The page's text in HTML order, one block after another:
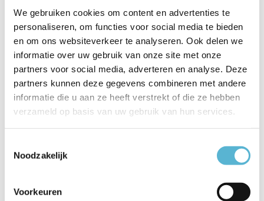
We gebruiken cookies om content en advertenties te
personaliseren, om functies voor social media te bieden
en om ons websiteverkeer te analyseren. Ook delen we
informatie over uw gebruik van onze site met onze
partners voor social media, adverteren en analyse. Deze
partners kunnen deze gegevens combineren met andere
informatie die u aan ze heeft verstrekt of die ze hebben
verzameld op basis van uw gebruik van hun services.
Noodzakelijk
Voorkeuren
Breedte 34 cm
Toon meer
Gerelateerde artikelen:
Plafondlamp
Helios Ø 4...
Plafondlamp
Piazza vie...